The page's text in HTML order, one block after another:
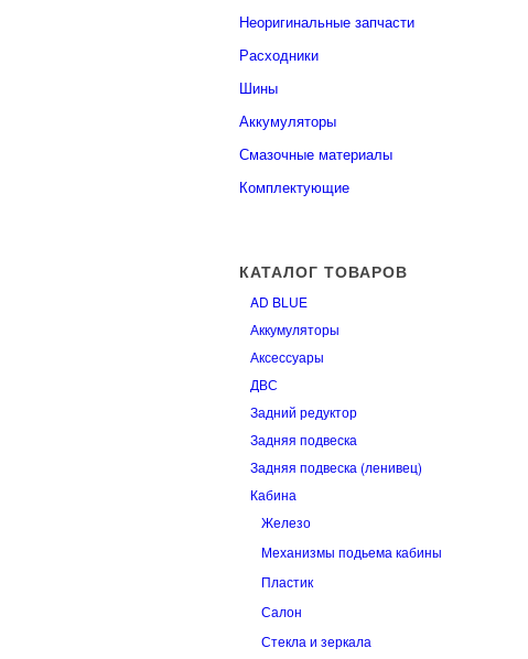
Неоригинальные запчасти
Расходники
Шины
Аккумуляторы
Смазочные материалы
Комплектующие
КАТАЛОГ ТОВАРОВ
AD BLUE
Аккумуляторы
Аксессуары
ДВС
Задний редуктор
Задняя подвеска
Задняя подвеска (ленивец)
Кабина
Железо
Механизмы подьема кабины
Пластик
Салон
Стекла и зеркала